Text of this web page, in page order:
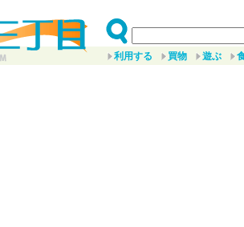
利用する 買物 遊ぶ